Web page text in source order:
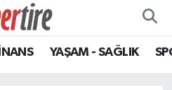
YAŞAM - SAĞLIK